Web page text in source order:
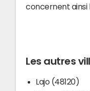
concernent ainsi
Les autres
Lajo (48120)